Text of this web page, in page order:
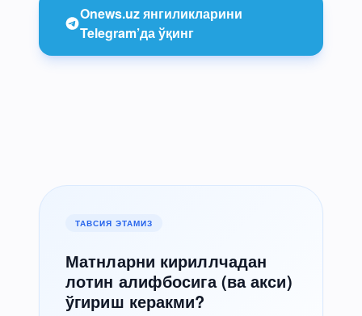
Onews.uz янгиликларини
Telegram’да ўқинг
ТАВСИЯ ЭТАМИЗ
Матнларни кириллчадан
лотин алифбосига (ва акси)
ўгириш керакми?